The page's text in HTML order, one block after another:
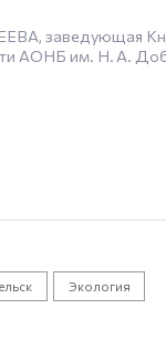
заведующая
АОНБ им. Н. А.
Экология